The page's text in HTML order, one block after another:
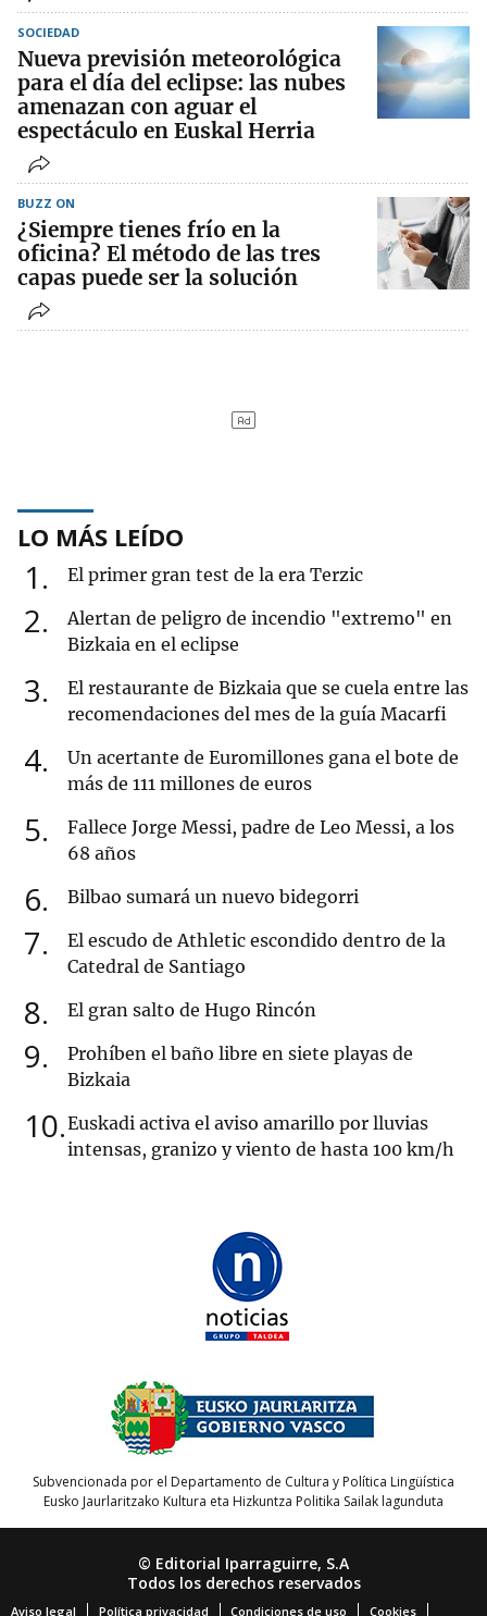
SOCIEDAD
Nueva previsión meteorológica
para el día del eclipse: las nubes
amenazan con aguar el
espectáculo en Euskal Herria
BUZZ ON
¿Siempre tienes frío en la
oficina? El método de las tres
capas puede ser la solución
LO MÁS LEÍDO
1 El primer gran test de la era Terzic
2
Alertan de peligro de incendio "extremo" en
Bizkaia en el eclipse
3
El restaurante de Bizkaia que se cuela entre las
recomendaciones del mes de la guía Macarfi
4
Un acertante de Euromillones gana el bote de
más de 111 millones de euros
5
Fallece Jorge Messi, padre de Leo Messi, a los
68 años
6 Bilbao sumará un nuevo bidegorri
7
El escudo de Athletic escondido dentro de la
Catedral de Santiago
8 El gran salto de Hugo Rincón
9
Prohíben el baño libre en siete playas de
Bizkaia
10 Euskadi activa el aviso amarillo por lluvias
intensas, granizo y viento de hasta 100 km/h
Subvencionada por el Departamento de Cultura y Política Lingüística
Eusko Jaurlaritzako Kultura eta Hizkuntza Politika Sailak lagunduta
© Editorial Iparraguirre, S.A
Todos los derechos reservados
Aviso legal Política privacidad Condiciones de uso Cookies